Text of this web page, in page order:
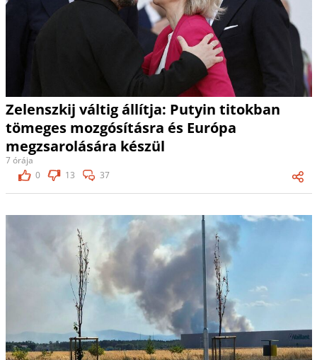
Zelenszkij váltig állítja: Putyin titokban
tömeges mozgósításra és Európa
megzsarolására készül
7 órája
0
13 37